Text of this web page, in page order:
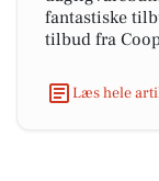
fantastiske
tilbud fra
Læs hele